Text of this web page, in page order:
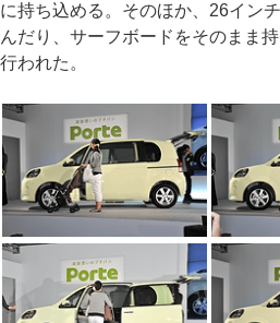
に持ち込める。そのほか、26イン
んだり、サーフボードをそのまま
行われた。